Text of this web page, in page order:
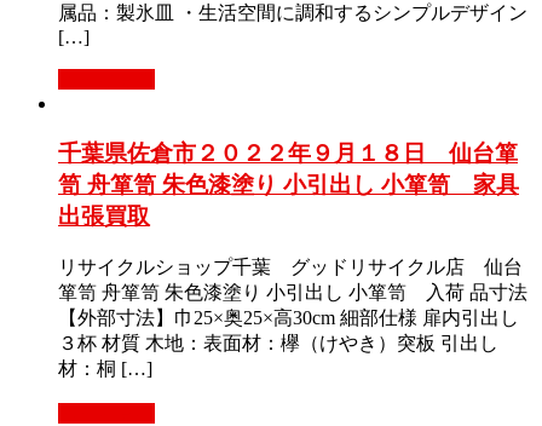
属品：製氷皿 ・生活空間に調和するシンプルデザイン
[…]
千葉県佐倉市２０２２年９月１８日 仙台箪
笥 舟箪笥 朱色漆塗り 小引出し 小箪笥 家具
出張買取
リサイクルショップ千葉 グッドリサイクル店 仙台
箪笥 舟箪笥 朱色漆塗り 小引出し 小箪笥 入荷 品寸法
【外部寸法】巾25×奥25×高30cm 細部仕様 扉内引出し
３杯 材質 木地：表面材：欅（けやき）突板 引出し
材：桐 […]